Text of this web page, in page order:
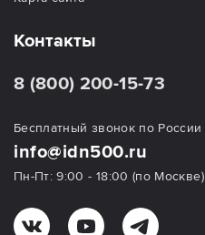
Контакты
8 (800) 200-15-73
Бесплатный звонок по России
info@idn500.ru
Пн-Пт: 9:00 - 18:00 (по Москве)